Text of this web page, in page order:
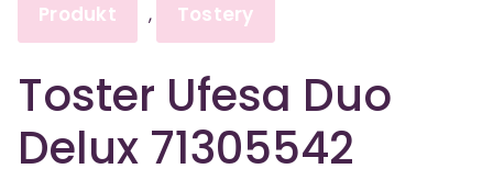
Produkt , Tostery
Toster Ufesa Duo
Delux 71305542